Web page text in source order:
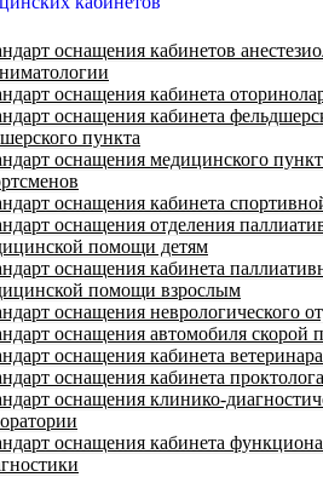
оснащения кабинетов
оснащения кабинета
оснащения кабинета
пункта
оснащения медицинского
оснащения кабинета
оснащения отделения
помощи детям
оснащения кабинета
помощи взрослым
оснащения неврологического
оснащения автомобиля скорой
оснащения кабинета ветеринара
оснащения кабинета проктолога
оснащения клинико-
оснащения кабинета